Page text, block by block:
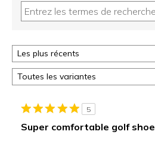
5
Super comfortable golf shoe